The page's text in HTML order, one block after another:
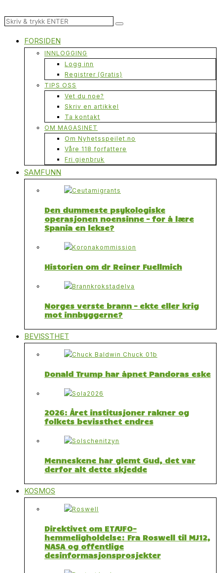
FORSIDEN
INNLOGGING
Logg inn
Registrer (Gratis)
TIPS OSS
Vet du noe?
Skriv en artikkel
Ta kontakt
OM MAGASINET
Om Nyhetsspeilet.no
Våre 118 forfattere
Fri gjenbruk
SAMFUNN
Den dummeste psykologiske
operasjonen noensinne – for å lære
Spania en lekse?
Historien om dr Reiner Fuellmich
Norges verste brann – ekte eller krig
mot innbyggerne?
BEVISSTHET
Donald Trump har åpnet Pandoras eske
2026: Året institusjoner rakner og
folkets bevissthet endres
Menneskene har glemt Gud, det var
derfor alt dette skjedde
KOSMOS
Direktivet om ET/UFO-
hemmeligholdelse: Fra Roswell til MJ12,
NASA og offentlige
desinformasjonsprosjekter